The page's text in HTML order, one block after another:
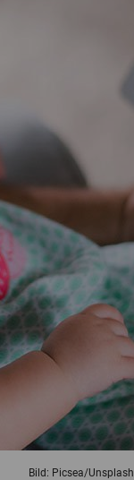
Bild: Picsea/Unsplash